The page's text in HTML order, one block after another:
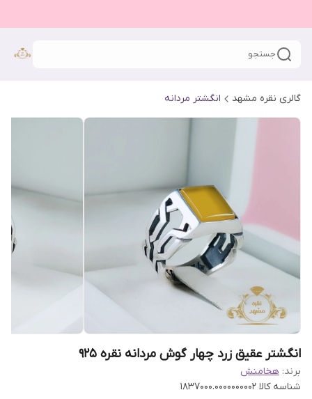
جستجو
گالری نقره مشهد انگشتر مردانه
انگشتر عقیق زرد چهار گوش مردانه نقره ۹۲۵
برند: هخامنش
شناسه کالا 1837000.0000000002